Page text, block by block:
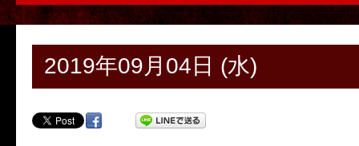
2019年09月04日 (水)